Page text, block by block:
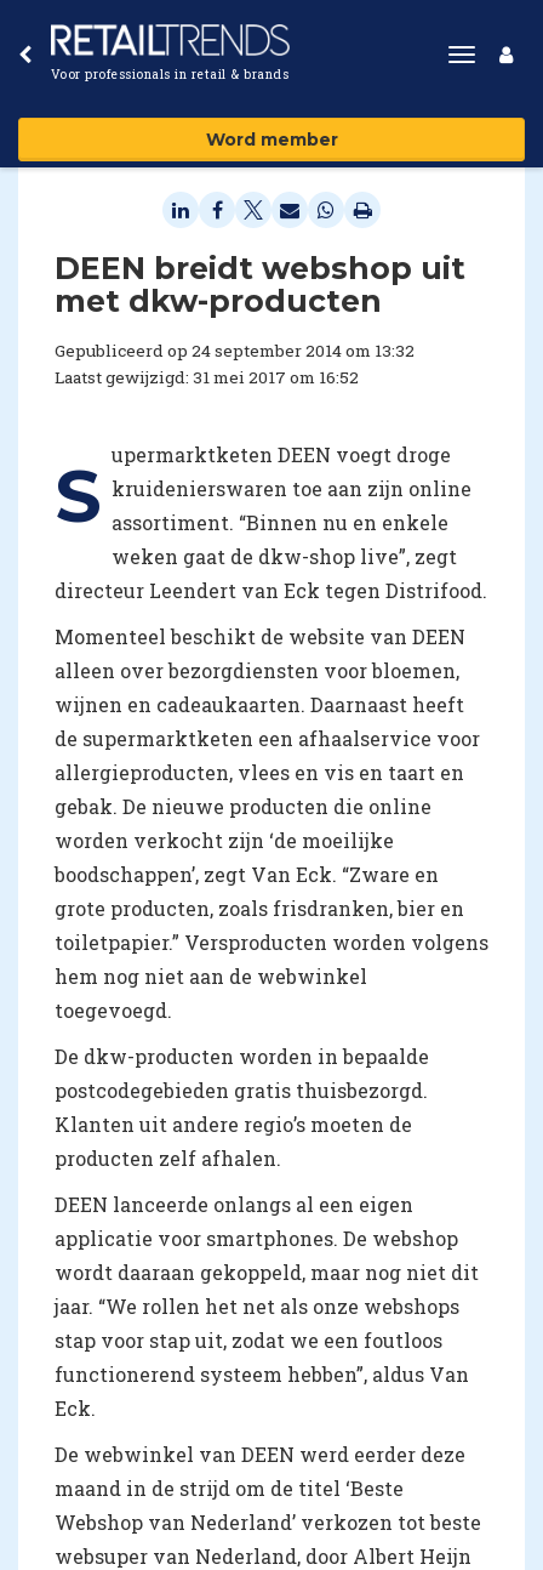
Voor professionals in retail & brands
Toggle
Word member
DEEN breidt webshop uit
met dkw-producten
Gepubliceerd op 24 september 2014 om 13:32
Laatst gewijzigd: 31 mei 2017 om 16:52
S upermarktketen DEEN voegt droge
kruidenierswaren toe aan zijn online
assortiment. “Binnen nu en enkele
weken gaat de dkw-shop live”, zegt
directeur Leendert van Eck tegen Distrifood.
Momenteel beschikt de website van DEEN
alleen over bezorgdiensten voor bloemen,
wijnen en cadeaukaarten. Daarnaast heeft
de supermarktketen een afhaalservice voor
allergieproducten, vlees en vis en taart en
gebak. De nieuwe producten die online
worden verkocht zijn ‘de moeilijke
boodschappen’, zegt Van Eck. “Zware en
grote producten, zoals frisdranken, bier en
toiletpapier.” Versproducten worden volgens
hem nog niet aan de webwinkel
toegevoegd.
De dkw-producten worden in bepaalde
postcodegebieden gratis thuisbezorgd.
Klanten uit andere regio’s moeten de
producten zelf afhalen.
DEEN lanceerde onlangs al een eigen
applicatie voor smartphones. De webshop
wordt daaraan gekoppeld, maar nog niet dit
jaar. “We rollen het net als onze webshops
stap voor stap uit, zodat we een foutloos
functionerend systeem hebben”, aldus Van
Eck.
De webwinkel van DEEN werd eerder deze
maand in de strijd om de titel ‘Beste
Webshop van Nederland’ verkozen tot beste
websuper van Nederland, door Albert Heijn